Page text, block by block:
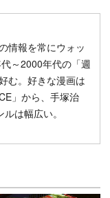
情報を常にウォッ
～2000年代の「週
む。好きな漫画は
」から、手塚治
は幅広い。